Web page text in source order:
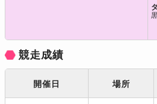
競走成績
開催日 場所